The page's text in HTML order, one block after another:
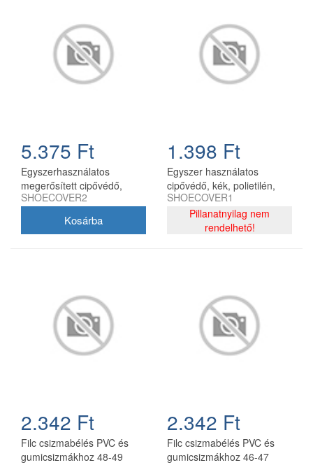
5.375 Ft
Egyszerhasználatos
megerősített cipővédő,
fehér-kék, 50 db/csomag
SHOECOVER2
1.398 Ft
Egyszer használatos
cipővédő, kék, polietilén,
100 db/csomag
SHOECOVER1
Pillanatnyilag nem
rendelhető!
2.342 Ft
Filc csizmabélés PVC és
gumicsizmákhoz 48-49
2.342 Ft
Filc csizmabélés PVC és
gumicsizmákhoz 46-47